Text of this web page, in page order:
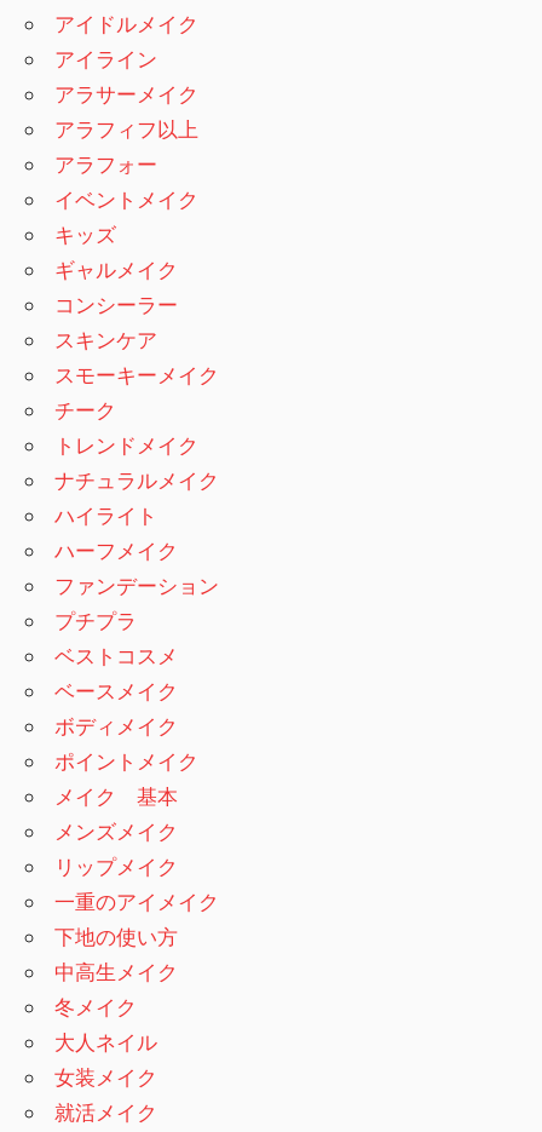
アイドルメイク
アイライン
アラサーメイク
アラフィフ以上
アラフォー
イベントメイク
キッズ
ギャルメイク
コンシーラー
スキンケア
スモーキーメイク
チーク
トレンドメイク
ナチュラルメイク
ハイライト
ハーフメイク
ファンデーション
プチプラ
ベストコスメ
ベースメイク
ボディメイク
ポイントメイク
メイク 基本
メンズメイク
リップメイク
一重のアイメイク
下地の使い方
中高生メイク
冬メイク
大人ネイル
女装メイク
就活メイク